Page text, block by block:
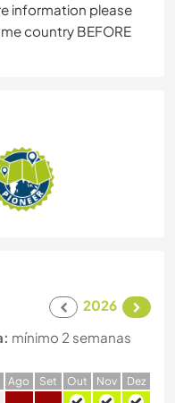
information please
country BEFORE
2026
mínimo 2 semanas
Ago Set Out Nov Dez